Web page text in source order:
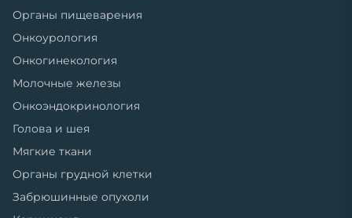
Органы пищеварения
Онкоурология
Онкогинекология
Молочные железы
Онкоэндокринология
Голова и шея
Мягкие ткани
Органы грудной клетки
Забрюшинные опухоли